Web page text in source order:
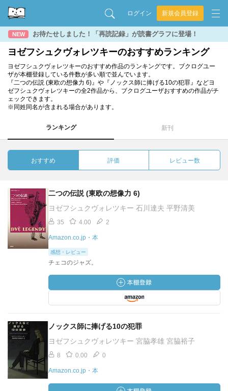
ログイン 新規会員登録
NEW お待たせしました！「再読記録」が読書グラフに登場！
ヨゼフシュクヴォレツキーのおすすめランキング
ヨゼフシュクヴォレツキーのおすすめ作品のランキングです。ブクログユー
ザが本棚登録している件数が多い順で並んでいます。
『二つの伝説 (東欧の想像力 6)』や『ノックス師に捧げる10の犯罪』などヨ
ゼフシュクヴォレツキーの全2作品から、ブクログユーザおすすめの作品がチ
ェックできます。
※同姓同名が含まれる場合があります。
ランキング 新刊
おすすめ 評価 レビュー数
二つの伝説 (東欧の想像力 6)
ヨゼフシュクヴォレツキー 石川達夫 平野清美
35 4.00 2
Amazon.co.jp・本
感想・レビュー
チェコのジャズ。
ノックス師に捧げる10の犯罪
ヨゼフシュクヴォレツキー 宮脇孝雄 宮脇裕子
8 0.00 0
Amazon.co.jp・本